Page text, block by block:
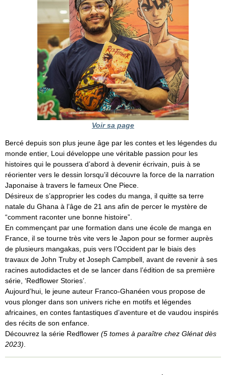
Voir sa page
Bercé depuis son plus jeune âge par les contes et les légendes du
monde entier, Loui développe une véritable passion pour les
histoires qui le poussera d’abord à devenir écrivain, puis à se
réorienter vers le dessin lorsqu’il découvre la force de la narration
Japonaise à travers le fameux One Piece.
Désireux de s’approprier les codes du manga, il quitte sa terre
natale du Ghana à l’âge de 21 ans afin de percer le mystère de
“comment raconter une bonne histoire”.
En commençant par une formation dans une école de manga en
France, il se tourne très vite vers le Japon pour se former auprès
de plusieurs mangakas, puis vers l’Occident par le biais des
travaux de John Truby et Joseph Campbell, avant de revenir à ses
racines autodidactes et de se lancer dans l’édition de sa première
série, ‘Redflower Stories’.
Aujourd’hui, le jeune auteur Franco-Ghanéen vous propose de
vous plonger dans son univers riche en motifs et légendes
africaines, en contes fantastiques d’aventure et de vaudou inspirés
des récits de son enfance.
Découvrez la série Redflower (5 tomes à paraître chez Glénat dès
2023)